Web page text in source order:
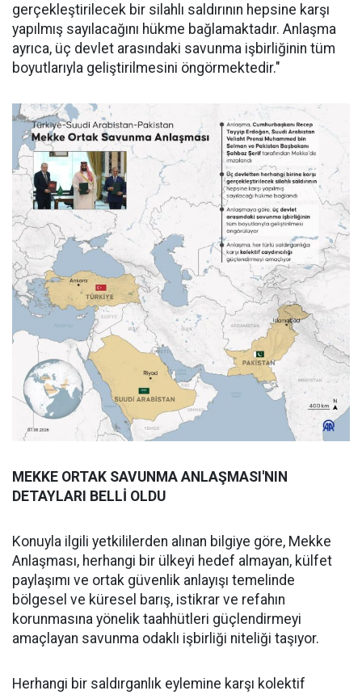
gerçekleştirilecek bir silahlı saldırının hepsine karşı
yapılmış sayılacağını hükme bağlamaktadır. Anlaşma
ayrıca, üç devlet arasındaki savunma işbirliğinin tüm
boyutlarıyla geliştirilmesini öngörmektedir."
MEKKE ORTAK SAVUNMA ANLAŞMASI'NIN
DETAYLARI BELLİ OLDU
Konuyla ilgili yetkililerden alınan bilgiye göre, Mekke
Anlaşması, herhangi bir ülkeyi hedef almayan, külfet
paylaşımı ve ortak güvenlik anlayışı temelinde
bölgesel ve küresel barış, istikrar ve refahın
korunmasına yönelik taahhütleri güçlendirmeyi
amaçlayan savunma odaklı işbirliği niteliği taşıyor.
Herhangi bir saldırganlık eylemine karşı kolektif